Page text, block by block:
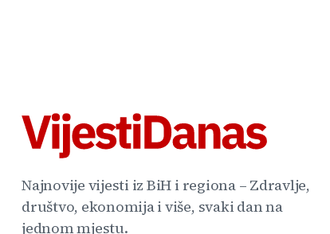
Najnovije vijesti iz BiH i regiona – Zdravlje,
društvo, ekonomija i više, svaki dan na
jednom mjestu.